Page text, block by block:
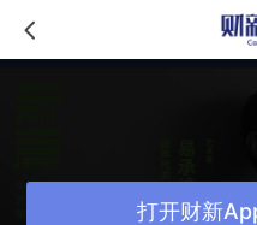
打开财新